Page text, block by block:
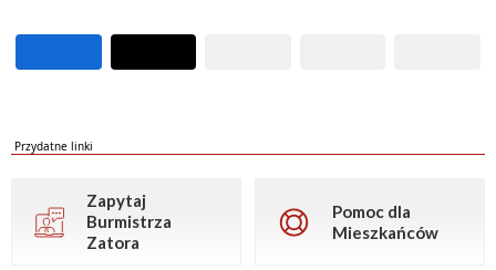
Przydatne linki
Zapytaj
Burmistrza
Zatora
Pomoc dla
Mieszkańców